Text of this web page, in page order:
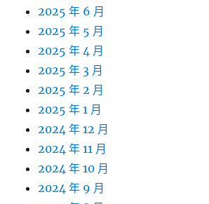
2025 年 6 月
2025 年 5 月
2025 年 4 月
2025 年 3 月
2025 年 2 月
2025 年 1 月
2024 年 12 月
2024 年 11 月
2024 年 10 月
2024 年 9 月